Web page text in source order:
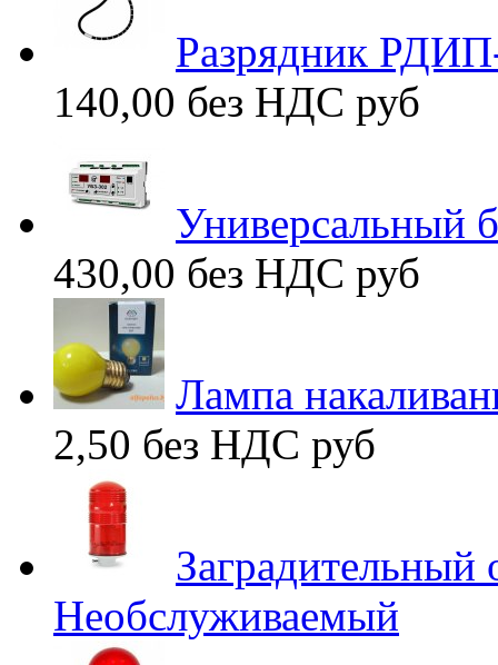
Разрядник
140,00 без НДС руб
Универсальный
430,00 без НДС руб
Лампа
2,50 без НДС руб
Необслуживаемый